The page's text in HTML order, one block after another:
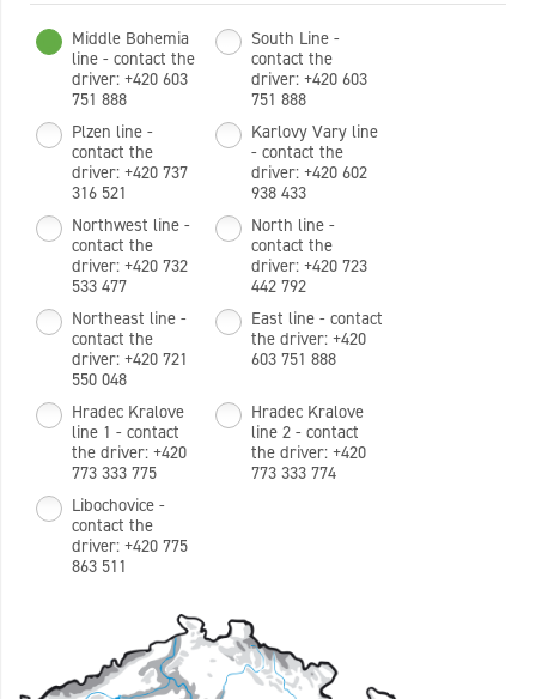
Middle Bohemia
line - contact the
driver: +420 603
751 888
South Line -
contact the
driver: +420 603
751 888
Plzen line -
contact the
driver: +420 737
316 521
Karlovy Vary line
- contact the
driver: +420 602
938 433
Northwest line -
contact the
driver: +420 732
533 477
North line -
contact the
driver: +420 723
442 792
Northeast line -
contact the
driver: +420 721
550 048
East line - contact
the driver: +420
603 751 888
Hradec Kralove
line 1 - contact
the driver: +420
773 333 775
Hradec Kralove
line 2 - contact
the driver: +420
773 333 774
Libochovice -
contact the
driver: +420 775
863 511